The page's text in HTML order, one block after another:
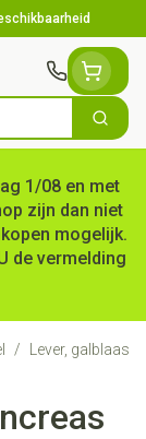
Zoek
1/08 en met
zijn dan niet
mogelijk.
de vermelding
/ Lever, galblaas